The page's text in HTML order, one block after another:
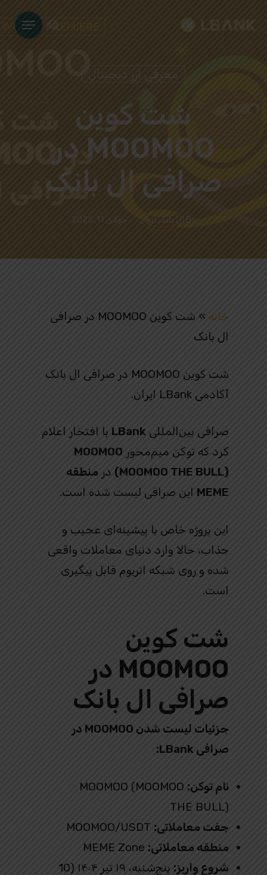
Menu
معرفی ارز دیجیتال
شت کوین
MOOMOO در
صرافی ال بانک
By ال بانک ایران جولای 11, 2025
خانه »
شت کوین MOOMOO در صرافی
ال بانک
شت کوین MOOMOO در صرافی ال بانک
آکادمی LBank ایران.
صرافی بین‌المللی LBank با افتخار اعلام
کرد که توکن میم‌محور MOOMOO
(MOOMOO THE BULL) در منطقه
MEME این صرافی لیست شده است.
این پروژه خاص با پیشینه‌ای عجیب و
جذاب، حالا وارد دنیای معاملات واقعی
شده و روی شبکه اتریوم قابل پیگیری
است.
شت کوین
MOOMOO در
صرافی ال بانک
جزئیات لیست شدن MOOMOO در
صرافی LBank:
نام توکن: MOOMOO (MOOMOO
THE BULL)
جفت معاملاتی:
منطقه معاملاتی:
شروع واریز:
پنج‌شنبه، ۱۹ تیر ۱۴۰۴ (10